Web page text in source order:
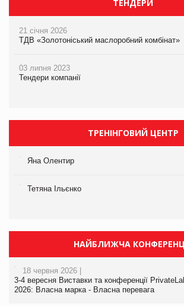
ТЕНДЕРИ
21 січня 2026
ТДВ «Золотоніський маслоробний комбінат»
03 липня 2023
Тендери компанії
ТРЕНІНГОВИЙ ЦЕНТР
Яна Олентир
Тетяна Ільєнко
НАЙБЛИЖЧА
18 червня 2026 |
3-4 вересня Виставки та конференції
2026: Власна марка - Власна перевага